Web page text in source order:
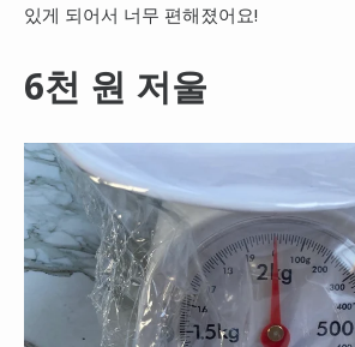
있게 되어서 너무 편해졌어요!
6천 원 저울